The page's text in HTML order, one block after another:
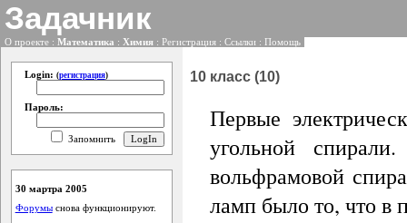
Задачник
О проекте : Математика : Химия : Регистрация : Ссылки : Помощь
Login: (регистрация)
Пароль:
Запомнить
30 мартра 2005
Форумыснова функционируют.
10 класс (10)
Первые
угольной
вольфрамовой
ламп было то, что в